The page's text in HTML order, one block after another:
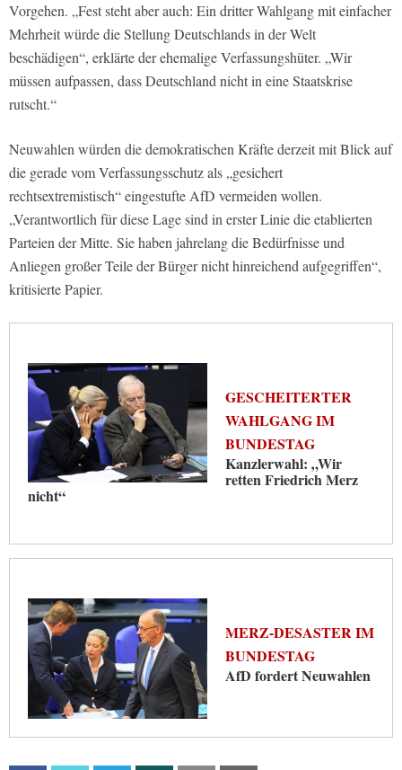
Vorgehen. „Fest steht aber auch: Ein dritter Wahlgang mit einfacher
Mehrheit würde die Stellung Deutschlands in der Welt
beschädigen“, erklärte der ehemalige Verfassungshüter. „Wir
müssen aufpassen, dass Deutschland nicht in eine Staatskrise
rutscht.“
Neuwahlen würden die demokratischen Kräfte derzeit mit Blick auf
die gerade vom Verfassungsschutz als „gesichert
rechtsextremistisch“ eingestufte AfD vermeiden wollen.
„Verantwortlich für diese Lage sind in erster Linie die etablierten
Parteien der Mitte. Sie haben jahrelang die Bedürfnisse und
Anliegen großer Teile der Bürger nicht hinreichend aufgegriffen“,
kritisierte Papier.
GESCHEITERTER
WAHLGANG IM
BUNDESTAG
Kanzlerwahl: „Wir
retten Friedrich Merz
nicht“
MERZ-DESASTER IM
BUNDESTAG
AfD fordert Neuwahlen